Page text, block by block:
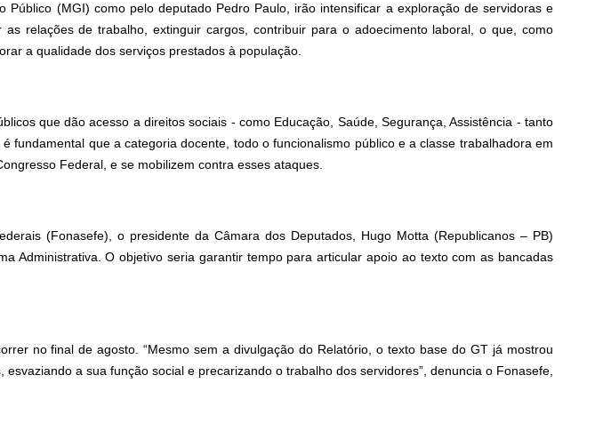
Público (MGI) como pelo deputado Pedro Paulo, irão intensificar a exploração de servidoras e
as relações de trabalho, extinguir cargos, contribuir para o adoecimento laboral, o que, como
a qualidade dos serviços prestados à população.
que dão acesso a direitos sociais - como Educação, Saúde, Segurança, Assistência - tanto
que a categoria docente, todo o funcionalismo público e a classe trabalhadora em
Federal, e se mobilizem contra esses ataques.
(Fonasefe), o presidente da Câmara dos Deputados, Hugo Motta (Republicanos – PB)
Administrativa. O objetivo seria garantir tempo para articular apoio ao texto com as bancadas
no final de agosto. “Mesmo sem a divulgação do Relatório, o texto base do GT já mostrou
a sua função social e precarizando o trabalho dos servidores”, denuncia o Fonasefe,